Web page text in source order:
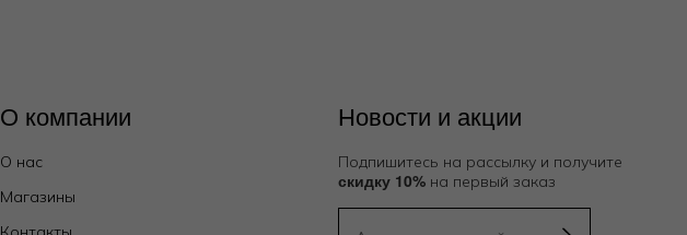
О компании
О нас
Магазины
Новости и акции
Подпишитесь на рассылку и получите
скидку 10%на первый заказ